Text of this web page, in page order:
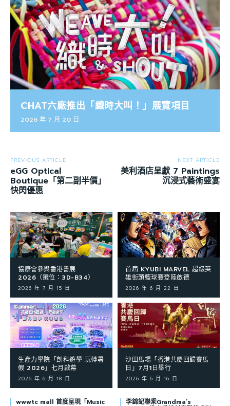
CHAT六廠推出「織時大叫！」展覽項目
2026 年 7 月 20 日
PREVIOUS ARTICLE
eGG Optical
Boutique「第二副半價」
快閃優惠
NEXT ARTICLE
美利酒店呈獻 7 Paintings
沉浸式藝術盛宴
協康會參與香港書展
2026（攤位：3D-B34）
2026 年 7 月 15 日
首屆 KYUBI MARVEL 超級英
雄街頭籃球賽登陸啟德
2026 年 6 月 22 日
生產力學院「創科遊學 玩轉暑
假 2026」七月啟幕
2026 年 6 月 18 日
沙田馬場「香港共慶回歸賽馬
日」7月1日舉行
2026 年 6 月 16 日
wwwtc mall 首度呈現「Music 李錦記聯乘Grandma’s